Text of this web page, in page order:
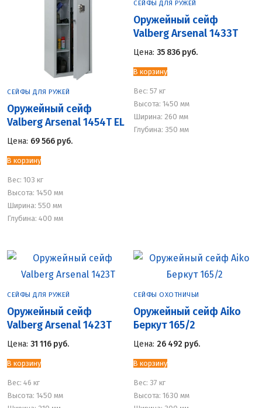
СЕЙФЫ ДЛЯ РУЖЕЙ
Оружейный сейф
Valberg Arsenal 1454Т EL
Цена: 69 566 руб.
В корзину
Вес: 103 кг
Высота: 1450 мм
Ширина: 550 мм
Глубина: 400 мм
СЕЙФЫ ДЛЯ РУЖЕЙ
Оружейный сейф
Valberg Arsenal 1433Т
Цена: 35 836 руб.
В корзину
Вес: 57 кг
Высота: 1450 мм
Ширина: 260 мм
Глубина: 350 мм
СЕЙФЫ ДЛЯ РУЖЕЙ
Оружейный сейф
Valberg Arsenal 1423Т
Цена: 31 116 руб.
В корзину
Вес: 46 кг
Высота: 1450 мм
СЕЙФЫ ОХОТНИЧЬИ
Оружейный сейф Aiko
Беркут 165/2
Цена: 26 492 руб.
В корзину
Вес: 37 кг
Высота: 1630 мм